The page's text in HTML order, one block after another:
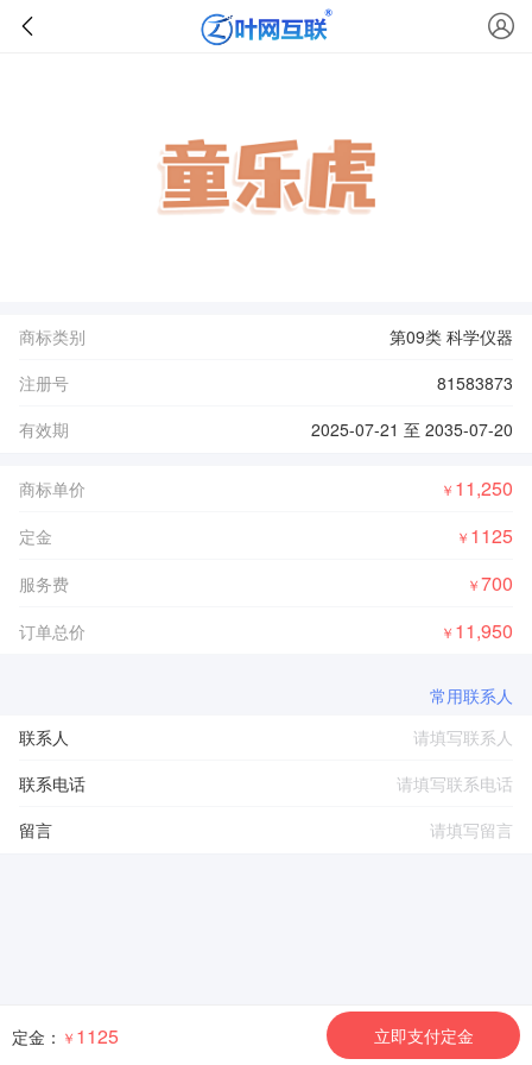
商标类别
第09类 科学仪器
注册号
81583873
有效期
2025-07-21 至 2035-07-20
商标单价 ￥ 11,250
定金 ￥ 1125
服务费 ￥700
订单总价 ￥ 11,950
常用联系人
联系人
联系电话
留言
定金： ￥ 1125 立即支付定金